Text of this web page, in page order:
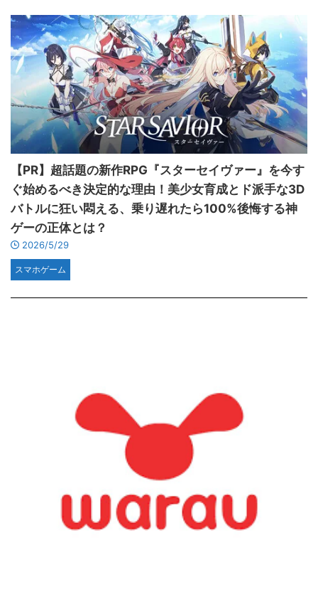
【PR】超話題の新作RPG『スターセイヴァー』を今す
ぐ始めるべき決定的な理由！美少女育成とド派手な3D
バトルに狂い悶える、乗り遅れたら100%後悔する神
ゲーの正体とは？
2026/5/29
スマホゲーム